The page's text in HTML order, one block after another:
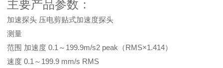
主要产品参数：
加速探头 压电剪贴式加速度探头
测量
范围 加速度 0.1～199.9m/s2 peak（RMS×1.414）
速度 0.1～199.9 mm/s RMS